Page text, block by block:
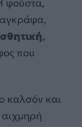
φούστα,
αγκράφα,
,
που
καλσόν και